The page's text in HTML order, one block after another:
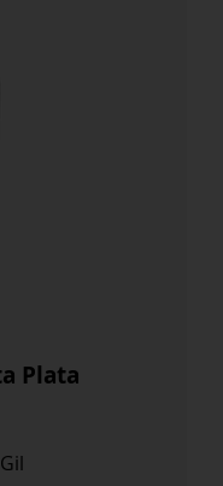
Plata